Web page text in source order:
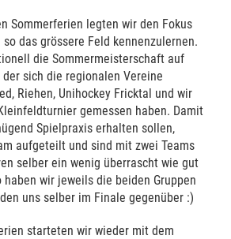
Sommerferien legten wir den Fokus
das grössere Feld kennenzulernen.
die Sommermeisterschaft auf
sich die regionalen Vereine
Riehen, Unihockey Fricktal und wir
gemessen haben. Damit
Spielpraxis erhalten sollen,
aufgeteilt und sind mit zwei Teams
selber ein wenig überrascht wie gut
wir jeweils die beiden Gruppen
uns selber im Finale gegenüber :)
starteten wir wieder mit dem